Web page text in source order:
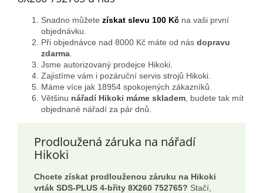
Snadno můžete získat slevu 100 Kč na vaši první
objednávku.
Při objednávce nad 8000 Kč máte od nás dopravu
zdarma
Jsme autorizovaný prodejce Hikoki.
Zajistíme vám i pozáruční servis strojů Hikoki.
Máme více jak 18954 spokojených zákazníků.
Většinu nářadí Hikoki máme skladem , budete tak mít
objednané nářadí za pár dnů.
Prodloužená záruka na nářadí
Hikoki
Chcete získat prodlouženou záruku na Hikoki
vrták SDS-PLUS 4-břity 8X260 752765? Stačí,